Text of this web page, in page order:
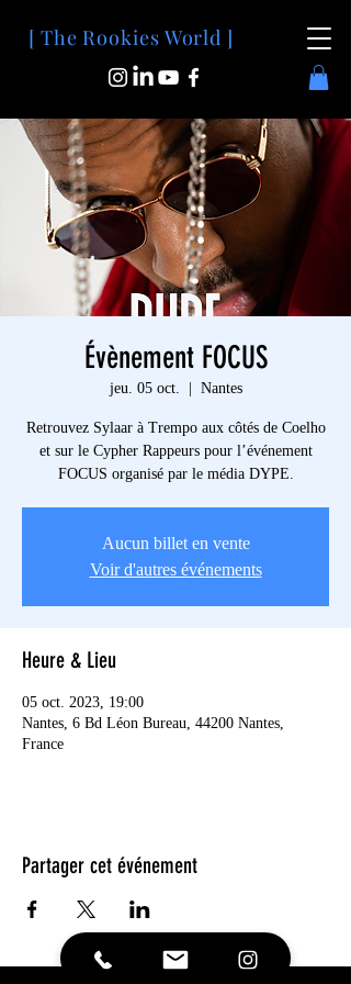
[ The Rookies World ]
Évènement FOCUS
jeu. 05 oct.
  |
Nantes
Retrouvez Sylaar à Trempo aux côtés de Coelho
et sur le Cypher Rappeurs pour l’événement
FOCUS organisé par le média DYPE.
Aucun billet en vente
Voir d'autres événements
Heure & Lieu
05 oct. 2023, 19:00
Nantes, 6 Bd Léon Bureau, 44200 Nantes,
France
Partager cet événement